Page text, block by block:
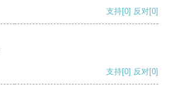
支持[0] 反对[0]
支持[0] 反对[0]